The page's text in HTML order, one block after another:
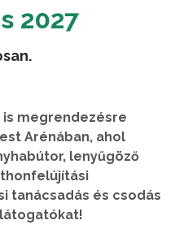
2027
is megrendezésre
Arénában, ahol
lenyűgöző
tanácsadás és csodás